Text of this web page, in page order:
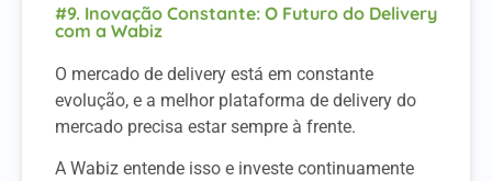
#9. Inovação Constante: O Futuro do Delivery
com a Wabiz
O mercado de delivery está em constante
evolução, e a melhor plataforma de delivery do
mercado precisa estar sempre à frente.
A Wabiz entende isso e investe continuamente